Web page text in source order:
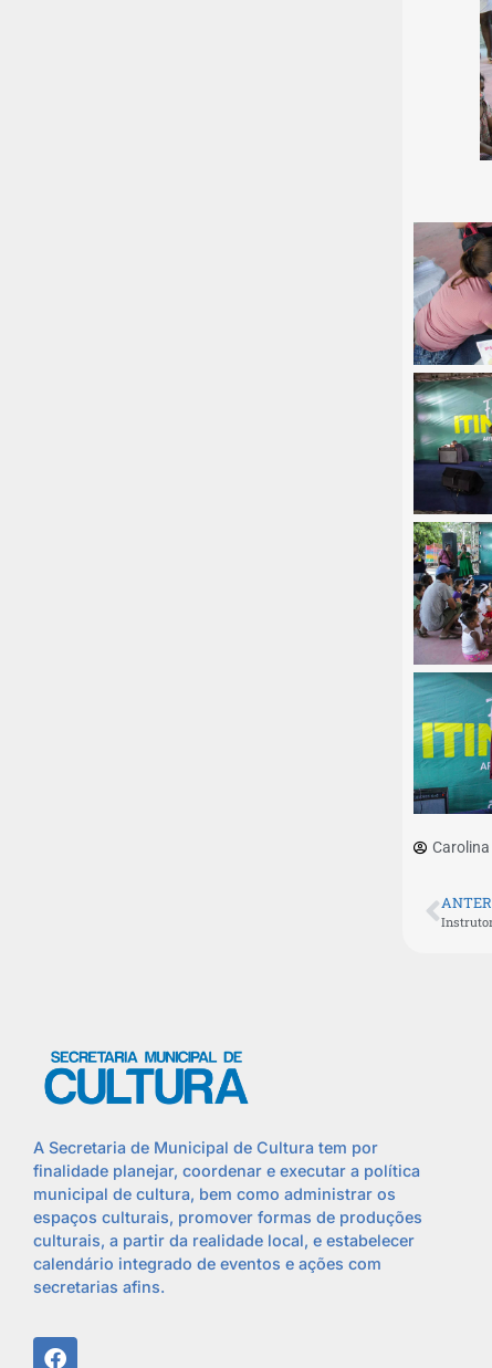
A Secretaria de Municipal de Cultura tem por
finalidade planejar, coordenar e executar a política
municipal de cultura, bem como administrar os
espaços culturais, promover formas de produções
culturais, a partir da realidade local, e estabelecer
calendário integrado de eventos e ações com
secretarias afins.